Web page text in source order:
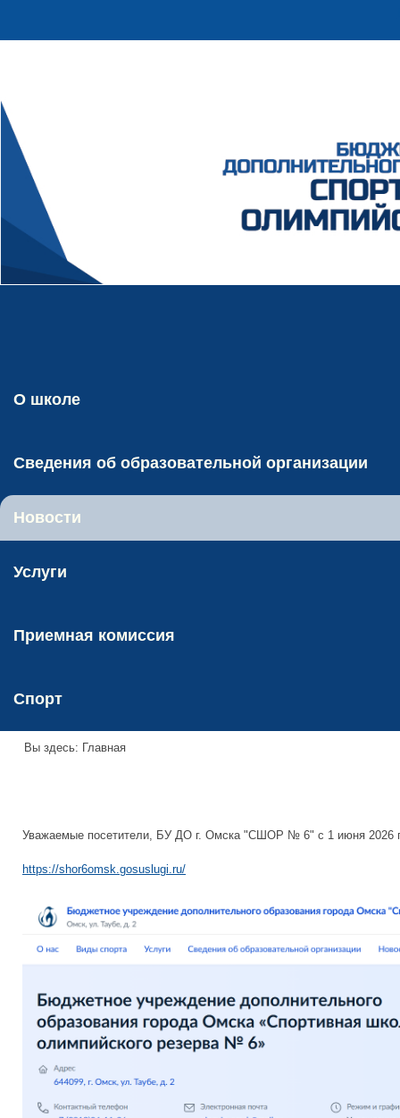
О школе
Сведения об образовательной организации
Новости
Услуги
Приемная комиссия
Спорт
Вы здесь: Главная
Уважаемые посетители, БУ ДО г. Омска "СШОР № 6" с 1 июня 2026
https://shor6omsk.gosuslugi.ru/